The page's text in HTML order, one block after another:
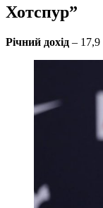
Хотспур”
Річний дохід –